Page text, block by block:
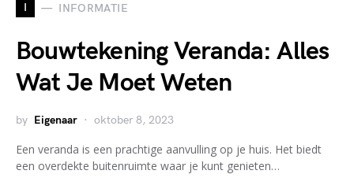
I INFORMATIE
Bouwtekening Veranda: Alles
Wat Je Moet Weten
by Eigenaar oktober 8, 2023
Een veranda is een prachtige aanvulling op je huis. Het biedt
een overdekte buitenruimte waar je kunt genieten…